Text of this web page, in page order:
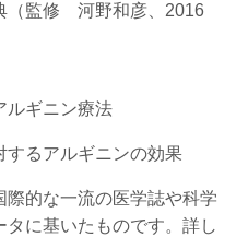
（監修 河野和彦、2016
ルギニン療法
するアルギニンの効果
際的な一流の医学誌や科学
に基いたものです。 詳し